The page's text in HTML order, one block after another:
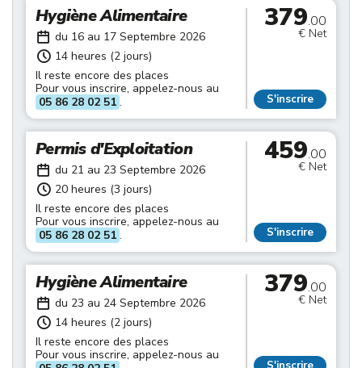
Hygiène Alimentaire
du 16 au 17 Septembre 2026
14 heures (2 jours)
Il reste encore des places
Pour vous inscrire, appelez-nous au
05 86 28 02 51 .
379.00
€ Net
S'inscrire
Permis d'Exploitation
du 21 au 23 Septembre 2026
20 heures (3 jours)
Il reste encore des places
Pour vous inscrire, appelez-nous au
05 86 28 02 51 .
459.00
€ Net
S'inscrire
Hygiène Alimentaire
du 23 au 24 Septembre 2026
14 heures (2 jours)
Il reste encore des places
Pour vous inscrire, appelez-nous au
379.00
€ Net